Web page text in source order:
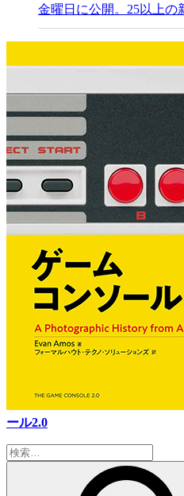
金曜日に公開。25以上の
ール2.0
検
索: